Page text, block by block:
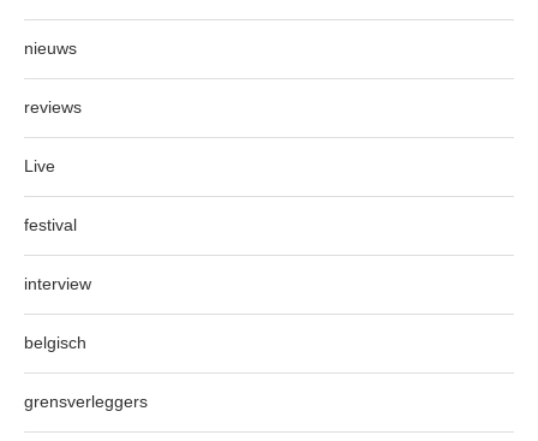
nieuws
reviews
Live
festival
interview
belgisch
grensverleggers